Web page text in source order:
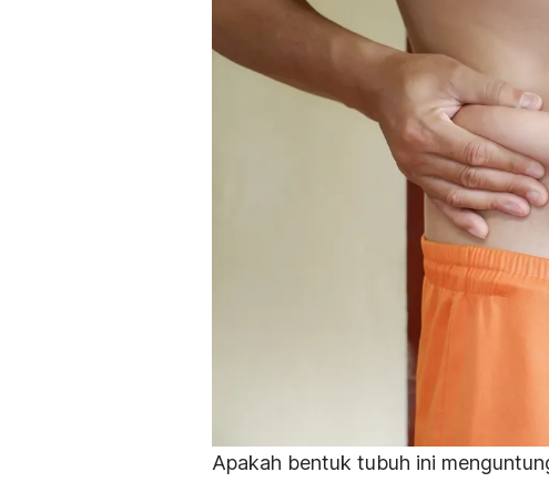
Apakah bentuk tubuh ini